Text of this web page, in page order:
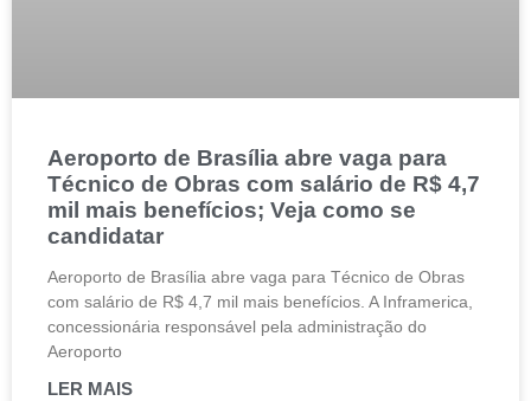
Aeroporto de Brasília abre vaga para
Técnico de Obras com salário de R$ 4,7
mil mais benefícios; Veja como se
candidatar
Aeroporto de Brasília abre vaga para Técnico de Obras
com salário de R$ 4,7 mil mais benefícios. A Inframerica,
concessionária responsável pela administração do
Aeroporto
LER MAIS